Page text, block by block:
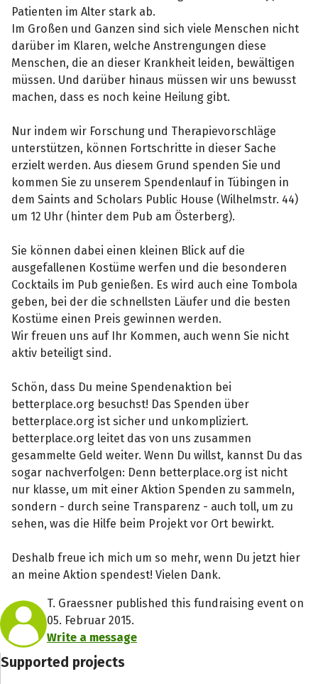
Patienten im Alter stark ab.
Im Großen und Ganzen sind sich viele Menschen nicht
darüber im Klaren, welche Anstrengungen diese
Menschen, die an dieser Krankheit leiden, bewältigen
müssen. Und darüber hinaus müssen wir uns bewusst
machen, dass es noch keine Heilung gibt.
Nur indem wir Forschung und Therapievorschläge
unterstützen, können Fortschritte in dieser Sache
erzielt werden. Aus diesem Grund spenden Sie und
kommen Sie zu unserem Spendenlauf in Tübingen in
dem Saints and Scholars Public House (Wilhelmstr. 44)
um 12 Uhr (hinter dem Pub am Österberg).
Sie können dabei einen kleinen Blick auf die
ausgefallenen Kostüme werfen und die besonderen
Cocktails im Pub genießen. Es wird auch eine Tombola
geben, bei der die schnellsten Läufer und die besten
Kostüme einen Preis gewinnen werden.
Wir freuen uns auf Ihr Kommen, auch wenn Sie nicht
aktiv beteiligt sind.
Schön, dass Du meine Spendenaktion bei
betterplace.org besuchst! Das Spenden über
betterplace.org ist sicher und unkompliziert.
betterplace.org leitet das von uns zusammen
gesammelte Geld weiter. Wenn Du willst, kannst Du das
sogar nachverfolgen: Denn betterplace.org ist nicht
nur klasse, um mit einer Aktion Spenden zu sammeln,
sondern - durch seine Transparenz - auch toll, um zu
sehen, was die Hilfe beim Projekt vor Ort bewirkt.
Deshalb freue ich mich um so mehr, wenn Du jetzt hier
an meine Aktion spendest! Vielen Dank.
T. Graessner published this fundraising event on
05. Februar 2015.
Write a message
Supported projects